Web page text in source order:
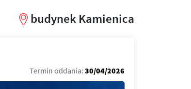
budynek Kamienica
Termin oddania: 30/04/2026